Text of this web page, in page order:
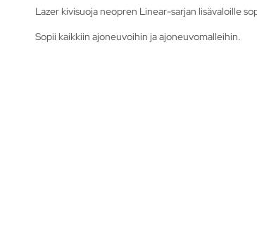
Lazer kivisuoja neopren Linear-sarjan lisävaloille
Sopii kaikkiin ajoneuvoihin ja ajoneuvomalleihin.